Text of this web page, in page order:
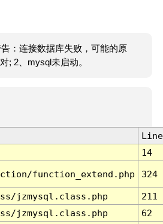
：连接数据库失败，可能的原
; 2、mysql未启动。
Line
14
function_extend.php 324
jzmysql.class.php
211
jzmysql.class.php
62